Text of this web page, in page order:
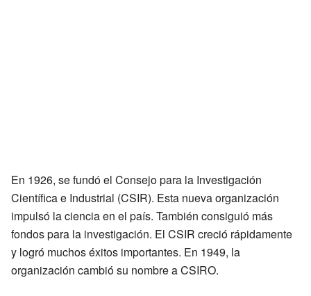
En 1926, se fundó el Consejo para la Investigación
Científica e Industrial (CSIR). Esta nueva organización
impulsó la ciencia en el país. También consiguió más
fondos para la investigación. El CSIR creció rápidamente
y logró muchos éxitos importantes. En 1949, la
organización cambió su nombre a CSIRO.